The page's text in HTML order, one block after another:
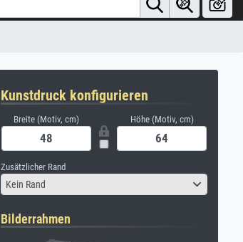
Kunstdruck konfigurieren
Breite (Motiv, cm) Höhe (Motiv, cm)
Zusätzlicher Rand
Kein Rand
Bilderrahmen